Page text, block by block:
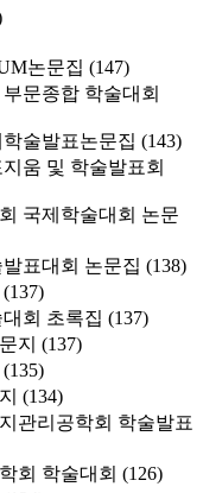
논문집 (147)
문종합 학술대회
술발표논문집 (143)
움 및 학술발표회
국제학술대회 논문
표대회 논문집 (138)
(137)
회 초록집 (137)
지 (137)
(135)
(134)
관리공학회 학술발표
회 학술대회 (126)